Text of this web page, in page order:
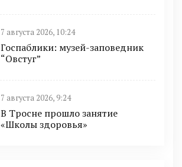
7 августа 2026, 10:24
Госпаблики: музей-заповедник
“Овстуг”
7 августа 2026, 9:24
В Тросне прошло занятие
«Школы здоровья»